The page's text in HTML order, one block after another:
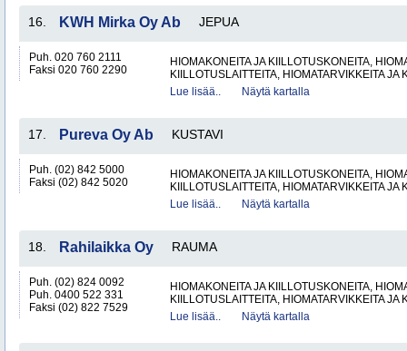
16. KWH Mirka Oy Ab JEPUA
Puh. 020 760 2111
Faksi 020 760 2290
HIOMAKONEITA JA KIILLOTUSKONEITA,
KIILLOTUSLAITTEITA, HIOMATARVIKKEITA JA
Lue lisää..
Näytä kartalla
17. Pureva Oy Ab KUSTAVI
Puh. (02) 842 5000
Faksi (02) 842 5020
HIOMAKONEITA JA KIILLOTUSKONEITA,
KIILLOTUSLAITTEITA, HIOMATARVIKKEITA JA
Lue lisää..
Näytä kartalla
18. Rahilaikka Oy RAUMA
Puh. (02) 824 0092
Puh. 0400 522 331
Faksi (02) 822 7529
HIOMAKONEITA JA KIILLOTUSKONEITA,
KIILLOTUSLAITTEITA, HIOMATARVIKKEITA JA
Lue lisää..
Näytä kartalla